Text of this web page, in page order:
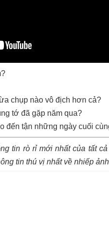
chụp nào vô địch hơn cả?
tớ đã gặp năm qua?
đến tận những ngày cuối
tin rò rỉ mới nhất của tất
tin thú vị nhất về nhiếp